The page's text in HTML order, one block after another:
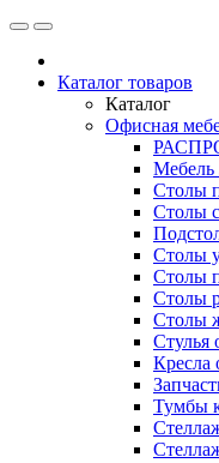
Каталог товаров
Каталог
Офисная
Мебель
Столы
Столы
Столы
Столы
Столы
Столы
Стулья
Кресла
Тумбы